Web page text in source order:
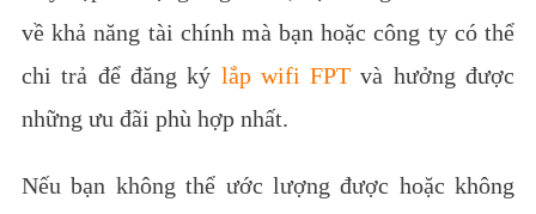
về khả năng tài chính mà bạn hoặc công ty có thể
chi trả để đăng ký lắp wifi FPT và hưởng được
những ưu đãi phù hợp nhất.
Nếu bạn không thể ước lượng được hoặc không